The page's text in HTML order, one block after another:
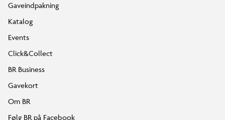
Gaveindpakning
Katalog
Events
Click&Collect
BR Business
Gavekort
Om BR
Følg BR på Facebook